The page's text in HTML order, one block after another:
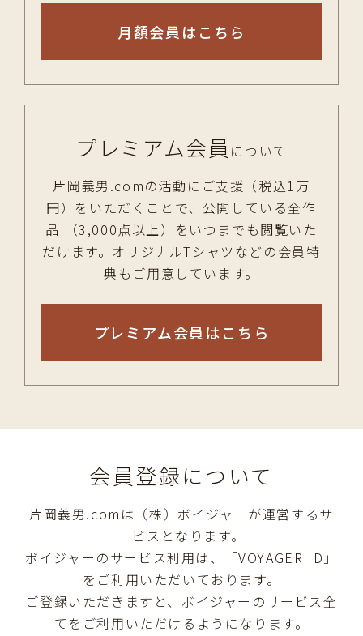
月額会員はこちら
プレミアム会員 について
片岡義男.comの活動にご支援（税込1万
円）をいただくことで、公開している全作
品 （3,000点以上）をいつまでも閲覧いた
だけます。オリジナルTシャツなどの会員特
典もご用意しています。
プレミアム会員はこちら
会員登録について
片岡義男.comは（株）ボイジャーが運営するサ
ービスとなります。
ボイジャーのサービス利用は、「VOYAGER ID」
をご利用いただいております。
ご登録いただきますと、ボイジャーのサービス全
てをご利用いただけるようになります。